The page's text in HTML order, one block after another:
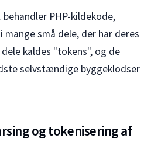
PHP-kildekode,
små dele, der har deres
kaldes "tokens", og de
selvstændige byggeklodser
og tokenisering af